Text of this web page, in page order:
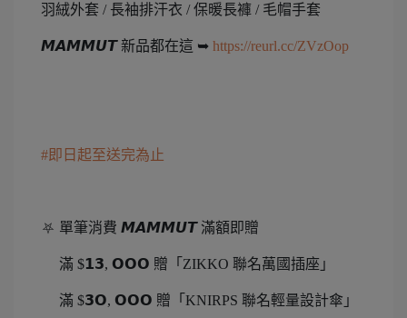
羽絨外套 / 長袖排汗衣 / 保暖長褲 / 毛帽手套
𝙈𝘼𝙈𝙈𝙐𝙏 新品都在這 ➥ https://reurl.cc/ZVzOop
#即日起至送完為止
⛧ 單筆消費 𝙈𝘼𝙈𝙈𝙐𝙏 滿額即贈
滿 $𝟭𝟯, 𝗢𝗢𝗢 贈「ZIKKO 聯名萬國插座」
滿 $𝟯𝗢, 𝗢𝗢𝗢 贈「KNIRPS 聯名輕量設計傘」